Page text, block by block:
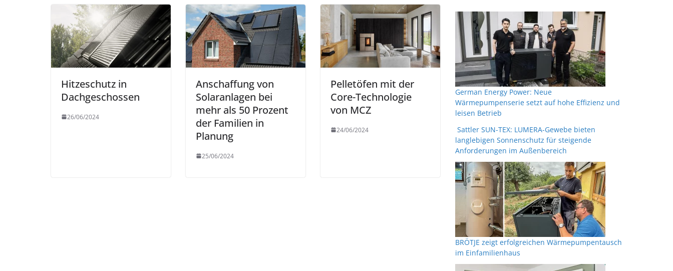
Hitzeschutz in
Dachgeschossen
26/06/2024
Anschaffung von
Solaranlagen bei
mehr als 50 Prozent
der Familien in
Planung
25/06/2024
Pelletöfen mit der
Core-Technologie
von MCZ
24/06/2024
German Energy Power: Neue
Wärmepumpenserie setzt auf hohe Effizienz und
leisen Betrieb
Sattler SUN-TEX: LUMERA-Gewebe bieten
langlebigen Sonnenschutz für steigende
Anforderungen im Außenbereich
BRÖTJE zeigt erfolgreichen Wärmepumpentausch
im Einfamilienhaus